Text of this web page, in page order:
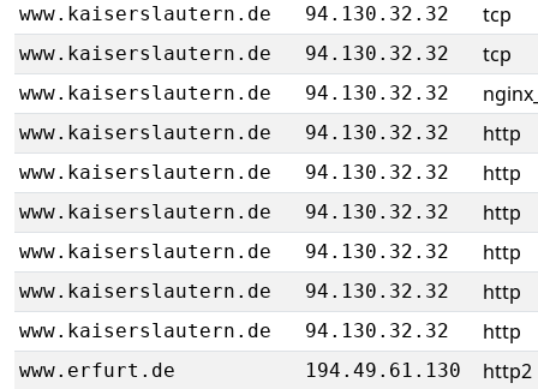
www.kaiserslautern.de 94.130.32.32 tcp
www.kaiserslautern.de 94.130.32.32 tcp
www.kaiserslautern.de 94.130.32.32
www.kaiserslautern.de 94.130.32.32 http
www.kaiserslautern.de 94.130.32.32 http
www.kaiserslautern.de 94.130.32.32 http
www.kaiserslautern.de 94.130.32.32 http
www.kaiserslautern.de 94.130.32.32 http
www.kaiserslautern.de 94.130.32.32 http
www.erfurt.de 194.49.61.130 http2